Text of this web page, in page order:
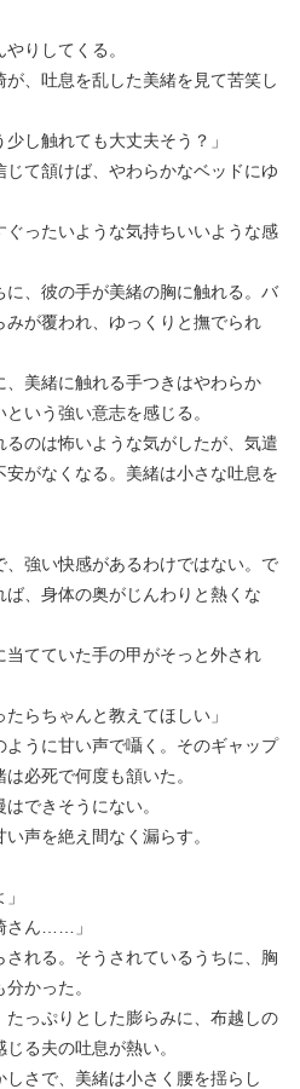
りしてくる。
、吐息を乱した美緒を見て苦笑し
し触れても大丈夫そう？」
て頷けば、やわらかなベッドにゆ
ったいような気持ちいいような感
、彼の手が美緒の胸に触れる。バ
が覆われ、ゆっくりと撫でられ
美緒に触れる手つきはやわらか
いう強い意志を感じる。
のは怖いような気がしたが、気遣
がなくなる。美緒は小さな吐息を
強い快感があるわけではない。で
、身体の奥がじんわりと熱くな
てていた手の甲がそっと外され
らちゃんと教えてほしい」
うに甘い声で囁く。そのギャップ
必死で何度も頷いた。
できそうにない。
声を絶え間なく漏らす。
さん……」
れる。そうされているうちに、胸
かった。
っぷりとした膨らみに、布越しの
る夫の吐息が熱い。
さで、美緒は小さく腰を揺らし